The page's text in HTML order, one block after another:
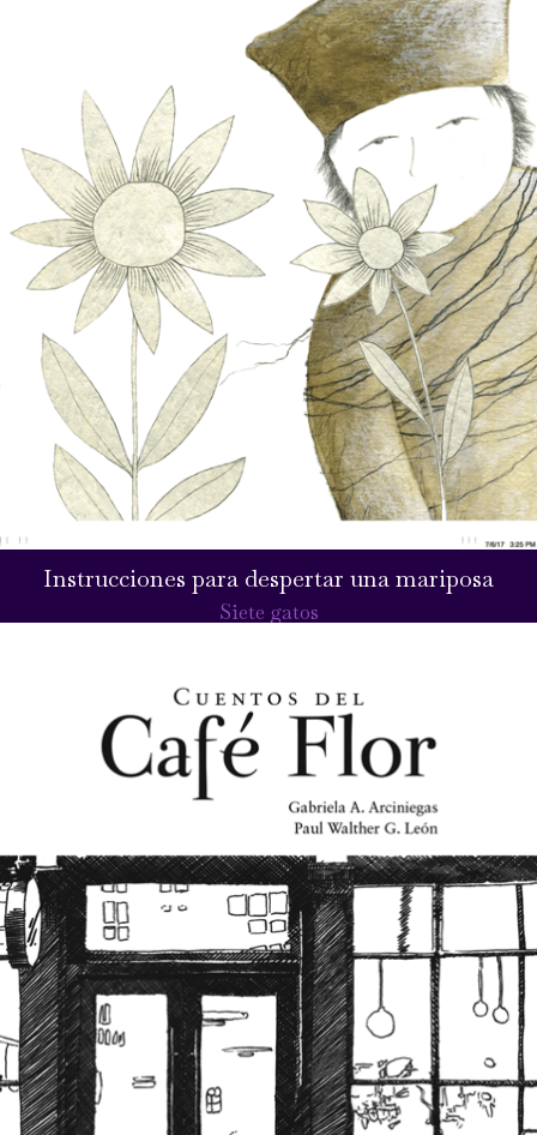
Instrucciones para despertar una mariposa
Siete gatos